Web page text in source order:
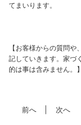
てまいります。
【お客様からの質問
記していきます。家づ
的は事は含みません。】
前へ 次へ